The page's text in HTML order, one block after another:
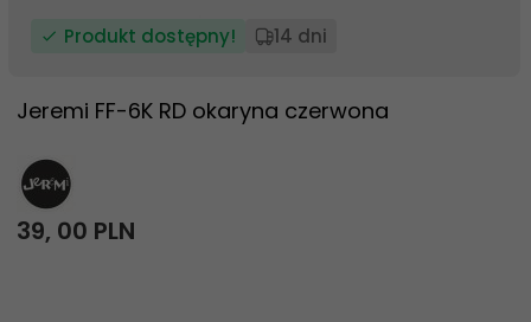
Produkt dostępny! 14 dni
Jeremi FF-6K RD okaryna czerwona
39, 00 PLN